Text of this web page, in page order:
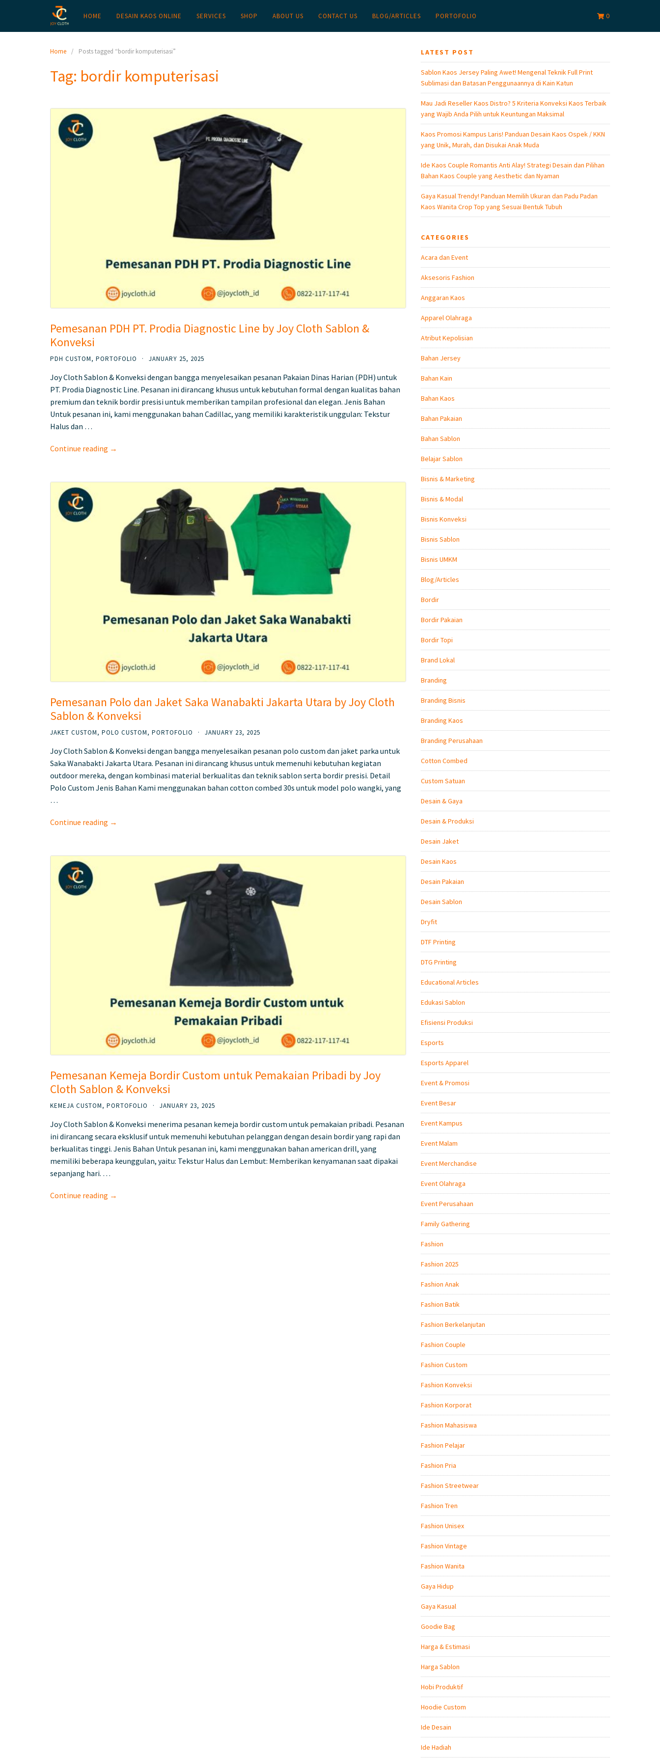
0
HOME DESAIN KAOS ONLINE SERVICES SHOP ABOUT US CONTACT US BLOG/ARTICLES PORTOFOLIO
Home Posts tagged “bordir komputerisasi”
Tag: bordir komputerisasi
Pemesanan PDH PT. Prodia Diagnostic Line by Joy Cloth Sablon &
Konveksi
PDH CUSTOM, PORTOFOLIO · JANUARY 25, 2025
Joy Cloth Sablon & Konveksi dengan bangga menyelesaikan pesanan Pakaian Dinas Harian (PDH) untuk
PT. Prodia Diagnostic Line. Pesanan ini dirancang khusus untuk kebutuhan formal dengan kualitas bahan
premium dan teknik bordir presisi untuk memberikan tampilan profesional dan elegan. Jenis Bahan
Untuk pesanan ini, kami menggunakan bahan Cadillac, yang memiliki karakteristik unggulan: Tekstur
Halus dan …
Continue reading →
Pemesanan Polo dan Jaket Saka Wanabakti Jakarta Utara by Joy Cloth
Sablon & Konveksi
JAKET CUSTOM, POLO CUSTOM, PORTOFOLIO · JANUARY 23, 2025
Joy Cloth Sablon & Konveksi dengan bangga menyelesaikan pesanan polo custom dan jaket parka untuk
Saka Wanabakti Jakarta Utara. Pesanan ini dirancang khusus untuk memenuhi kebutuhan kegiatan
outdoor mereka, dengan kombinasi material berkualitas dan teknik sablon serta bordir presisi. Detail
Polo Custom Jenis Bahan Kami menggunakan bahan cotton combed 30s untuk model polo wangki, yang
…
Continue reading →
Pemesanan Kemeja Bordir Custom untuk Pemakaian Pribadi by Joy
Cloth Sablon & Konveksi
KEMEJA CUSTOM, PORTOFOLIO · JANUARY 23, 2025
Joy Cloth Sablon & Konveksi menerima pesanan kemeja bordir custom untuk pemakaian pribadi. Pesanan
ini dirancang secara eksklusif untuk memenuhi kebutuhan pelanggan dengan desain bordir yang rapi dan
berkualitas tinggi. Jenis Bahan Untuk pesanan ini, kami menggunakan bahan american drill, yang
memiliki beberapa keunggulan, yaitu: Tekstur Halus dan Lembut: Memberikan kenyamanan saat dipakai
sepanjang hari. …
Continue reading →
LATEST POST
Sablon Kaos Jersey Paling Awet! Mengenal Teknik Full Print
Sublimasi dan Batasan Penggunaannya di Kain Katun
Mau Jadi Reseller Kaos Distro? 5 Kriteria Konveksi Kaos Terbaik
yang Wajib Anda Pilih untuk Keuntungan Maksimal
Kaos Promosi Kampus Laris! Panduan Desain Kaos Ospek / KKN
yang Unik, Murah, dan Disukai Anak Muda
Ide Kaos Couple Romantis Anti Alay! Strategi Desain dan Pilihan
Bahan Kaos Couple yang Aesthetic dan Nyaman
Gaya Kasual Trendy! Panduan Memilih Ukuran dan Padu Padan
Kaos Wanita Crop Top yang Sesuai Bentuk Tubuh
CATEGORIES
Acara dan Event
Aksesoris Fashion
Anggaran Kaos
Apparel Olahraga
Atribut Kepolisian
Bahan Jersey
Bahan Kain
Bahan Kaos
Bahan Pakaian
Bahan Sablon
Belajar Sablon
Bisnis & Marketing
Bisnis & Modal
Bisnis Konveksi
Bisnis Sablon
Bisnis UMKM
Blog/Articles
Bordir
Bordir Pakaian
Bordir Topi
Brand Lokal
Branding
Branding Bisnis
Branding Kaos
Branding Perusahaan
Cotton Combed
Custom Satuan
Desain & Gaya
Desain & Produksi
Desain Jaket
Desain Kaos
Desain Pakaian
Desain Sablon
Dryfit
DTF Printing
DTG Printing
Educational Articles
Edukasi Sablon
Efisiensi Produksi
Esports
Esports Apparel
Event & Promosi
Event Besar
Event Kampus
Event Malam
Event Merchandise
Event Olahraga
Event Perusahaan
Family Gathering
Fashion
Fashion 2025
Fashion Anak
Fashion Batik
Fashion Berkelanjutan
Fashion Couple
Fashion Custom
Fashion Konveksi
Fashion Korporat
Fashion Mahasiswa
Fashion Pelajar
Fashion Pria
Fashion Streetwear
Fashion Tren
Fashion Unisex
Fashion Vintage
Fashion Wanita
Gaya Hidup
Gaya Kasual
Goodie Bag
Harga & Estimasi
Harga Sablon
Hobi Produktif
Hoodie Custom
Ide Desain
Ide Hadiah